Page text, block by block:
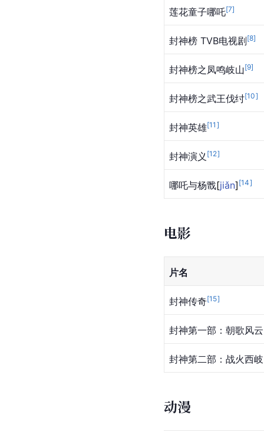
莲花童子哪吒[7]
封神榜 TVB电视剧[8]
封神榜之凤鸣岐山[9]
封神榜之武王伐纣[10]
封神英雄[11 ]
封神演义 [12]
哪吒与杨戬[jiǎn] [14]
电影
片名
封神传奇[15]
封神第一部：朝歌风云
封神第二部：战火西岐
动漫